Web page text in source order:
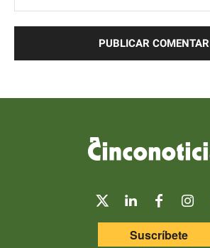
Suscríbete